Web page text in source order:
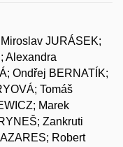
JURÁSEK;
Alexandra
Ondřej BERNATÍK;
Tomáš
Marek
Zankruti
Robert